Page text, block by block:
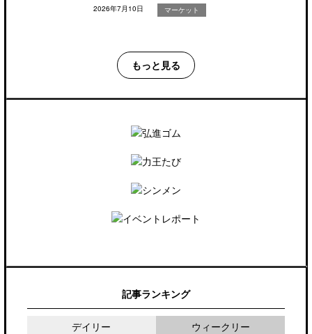
2026年7月10日 マーケット
もっと見る
記事ランキング
デイリー ウィークリー